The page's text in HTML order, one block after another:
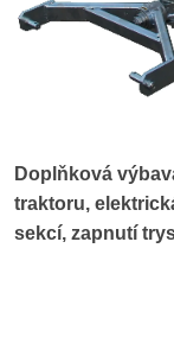
Doplňková
traktoru,
sekcí, zapnutí